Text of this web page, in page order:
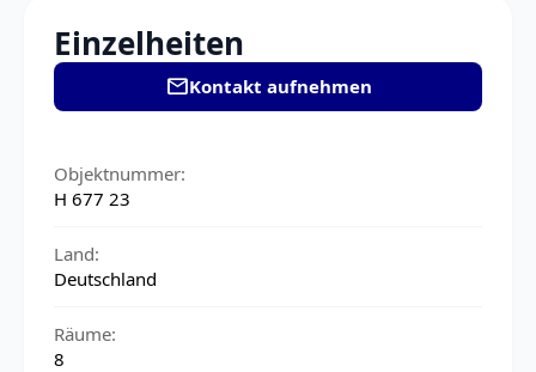
Einzelheiten
mailKontakt aufnehmen
Objektnummer:
H 677 23
Land:
Deutschland
Räume:
8